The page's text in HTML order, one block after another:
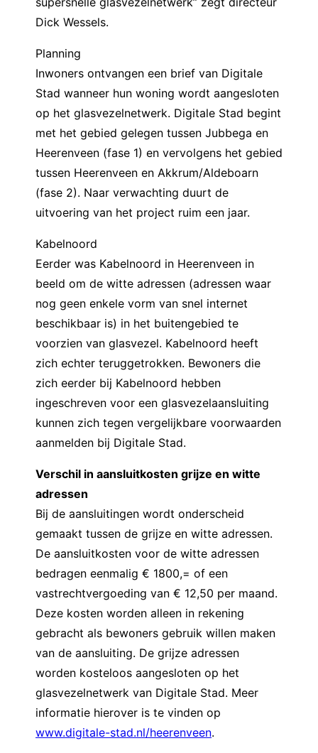
Dick Wessels.
Planning
Inwoners ontvangen een brief van Digitale
Stad wanneer hun woning wordt aangesloten
op het glasvezelnetwerk. Digitale Stad begint
met het gebied gelegen tussen Jubbega en
Heerenveen (fase 1) en vervolgens het gebied
tussen Heerenveen en Akkrum/Aldeboarn
(fase 2). Naar verwachting duurt de
uitvoering van het project ruim een jaar.
Kabelnoord
Eerder was Kabelnoord in Heerenveen in
beeld om de witte adressen (adressen waar
nog geen enkele vorm van snel internet
beschikbaar is) in het buitengebied te
voorzien van glasvezel. Kabelnoord heeft
zich echter teruggetrokken. Bewoners die
zich eerder bij Kabelnoord hebben
ingeschreven voor een glasvezelaansluiting
kunnen zich tegen vergelijkbare voorwaarden
aanmelden bij Digitale Stad.
Verschil in aansluitkosten grijze en witte
adressen
Bij de aansluitingen wordt onderscheid
gemaakt tussen de grijze en witte adressen.
De aansluitkosten voor de witte adressen
bedragen eenmalig € 1800,= of een
vastrechtvergoeding van € 12,50 per maand.
Deze kosten worden alleen in rekening
gebracht als bewoners gebruik willen maken
van de aansluiting. De grijze adressen
worden kosteloos aangesloten op het
glasvezelnetwerk van Digitale Stad. Meer
informatie hierover is te vinden op
www.digitale-stad.nl/heerenveen.